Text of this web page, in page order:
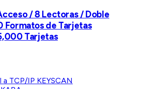
/ 8 Lectoras / Doble
Formatos de Tarjetas
Tarjetas